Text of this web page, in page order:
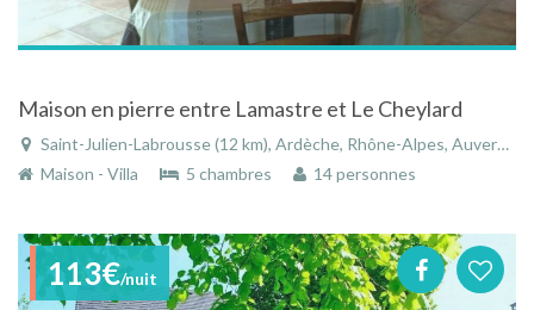
Maison en pierre entre Lamastre et Le Cheylard
Saint-Julien-Labrousse (12 km), Ardèche, Rhône-Alpes, Auvergne-Rhône-Alpes, France
Maison - Villa
5 chambres 14 personnes
113€/nuit